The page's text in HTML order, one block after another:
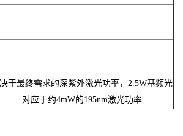
于最终需求的深紫外激光功率，2.5W基频光
对应于约4mW的195nm激光功率